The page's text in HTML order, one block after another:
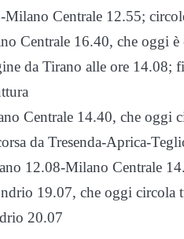
Centrale 12.55;
Centrale 16.40, che oggi è
da Tirano alle ore 14.08;
Centrale 14.40, che
da Tresenda-Aprica-
12.08-Milano Centrale
19.07, che oggi circola
20.07